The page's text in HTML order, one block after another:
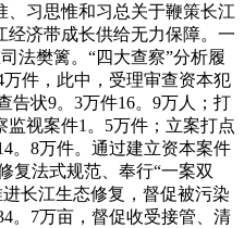
习思惟和习总关于鞭策长江
济带成长供给无力保障。一
法樊篱。“四大查察”分析履
件，此中，受理审查资本犯
告状9。3万件16。9万人；打
视案件1。5万件；立案打点
。8万件。通过建立资本案件
复法式规范、奉行“一案双
长江生态修复，督促被污染
。7万亩，督促收受接管、清